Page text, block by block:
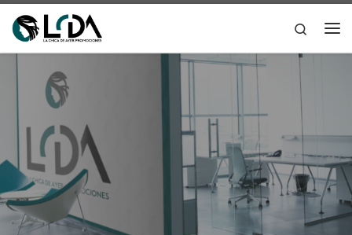
Saltar al contenido
Search